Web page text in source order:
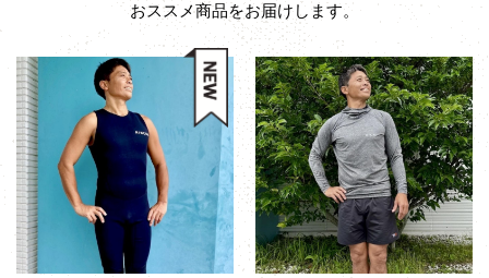
おススメ商品をお届けします。